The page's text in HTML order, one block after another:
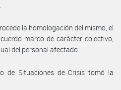
la homologación del mismo, el
marco de carácter colectivo,
del personal afectado.
de Situaciones de Crisis tomó la